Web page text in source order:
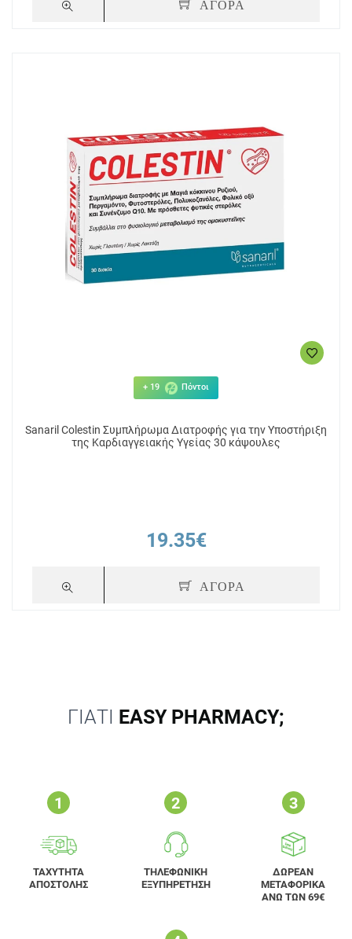
ΑΓΟΡΑ
+ 19 Πόντοι
Sanaril Colestin Συμπλήρωμα Διατροφής για την Υποστήριξη
της Καρδιαγγειακής Υγείας 30 κάψουλες
19.35€
ΑΓΟΡΑ
ΓΙΑΤΙ EASY PHARMACY;
ΤΑΧΥΤΗΤΑ
ΑΠΟΣΤΟΛΗΣ
ΤΗΛΕΦΩΝΙΚΗ
ΕΞΥΠΗΡΕΤΗΣΗ
ΔΩΡΕΑΝ
ΜΕΤΑΦΟΡΙΚΑ
ΑΝΩ ΤΩΝ 69€